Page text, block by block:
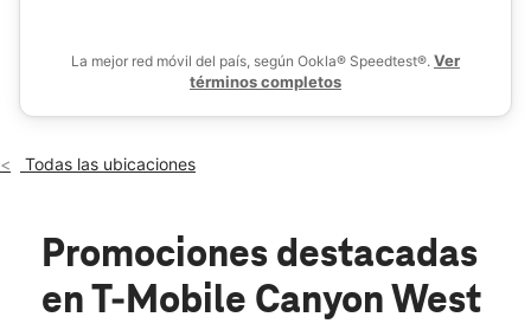
La mejor red móvil del país, según Ookla® Speedtest®. Ver
términos completos
Todas las ubicaciones
Promociones destacadas
en T-Mobile Canyon West